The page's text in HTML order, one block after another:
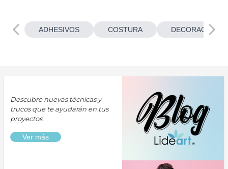
ADHESIVOS COSTURA
Descubre nuevas técnicas y
trucos que te ayudarán en tus
proyectos.
Ver más